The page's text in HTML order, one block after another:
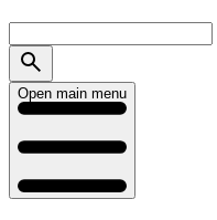
Open main menu